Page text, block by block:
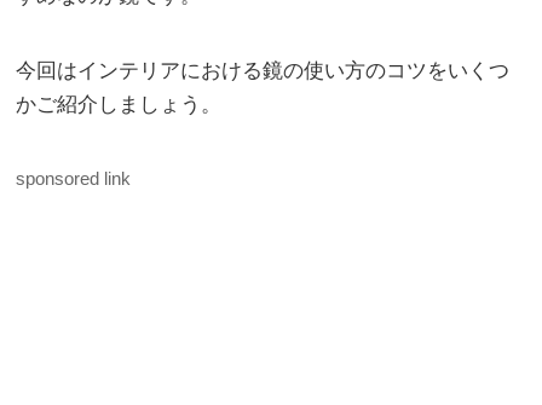
今回はインテリアにおける鏡の使い方のコツをいくつ
かご紹介しましょう。
sponsored link